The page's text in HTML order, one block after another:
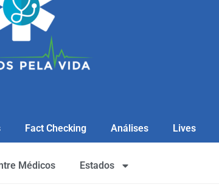
Fact Checking Análises Lives
Médicos Estados